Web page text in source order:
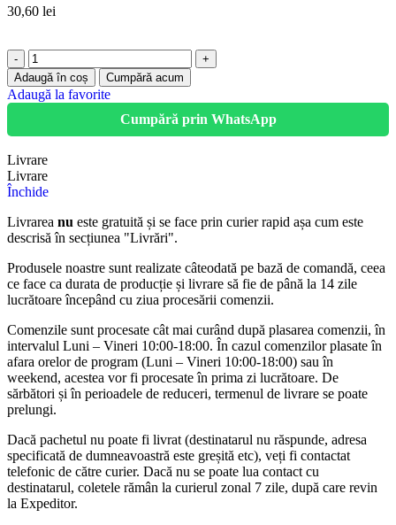
30,60 lei
Adaugă în coș Cumpără acum
Adaugă la favorite
Cumpără prin WhatsApp
Livrare
Livrare
Închide
Livrarea nu este gratuită și se face prin curier rapid așa cum este
descrisă în secțiunea "Livrări".
Produsele noastre sunt realizate câteodată pe bază de comandă, ceea
ce face ca durata de producție și livrare să fie de până la 14 zile
lucrătoare începând cu ziua procesării comenzii.
Comenzile sunt procesate cât mai curând după plasarea comenzii, în
intervalul Luni – Vineri 10:00-18:00. În cazul comenzilor plasate în
afara orelor de program (Luni – Vineri 10:00-18:00) sau în
weekend, acestea vor fi procesate în prima zi lucrătoare. De
sărbători și în perioadele de reduceri, termenul de livrare se poate
prelungi.
Dacă pachetul nu poate fi livrat (destinatarul nu răspunde, adresa
specificată de dumneavoastră este greșită etc), veți fi contactat
telefonic de către curier. Dacă nu se poate lua contact cu
destinatarul, coletele rămân la curierul zonal 7 zile, după care revin
la Expeditor.